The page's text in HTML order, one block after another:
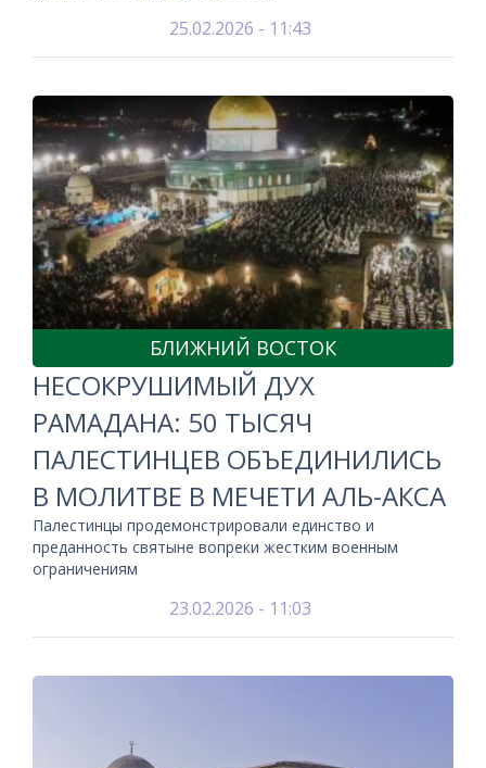
25.02.2026 - 11:43
БЛИЖНИЙ ВОСТОК
НЕСОКРУШИМЫЙ ДУХ
РАМАДАНА: 50 ТЫСЯЧ
ПАЛЕСТИНЦЕВ ОБЪЕДИНИЛИСЬ
В МОЛИТВЕ В МЕЧЕТИ АЛЬ-АКСА
Палестинцы продемонстрировали единство и
преданность святыне вопреки жестким военным
ограничениям
23.02.2026 - 11:03